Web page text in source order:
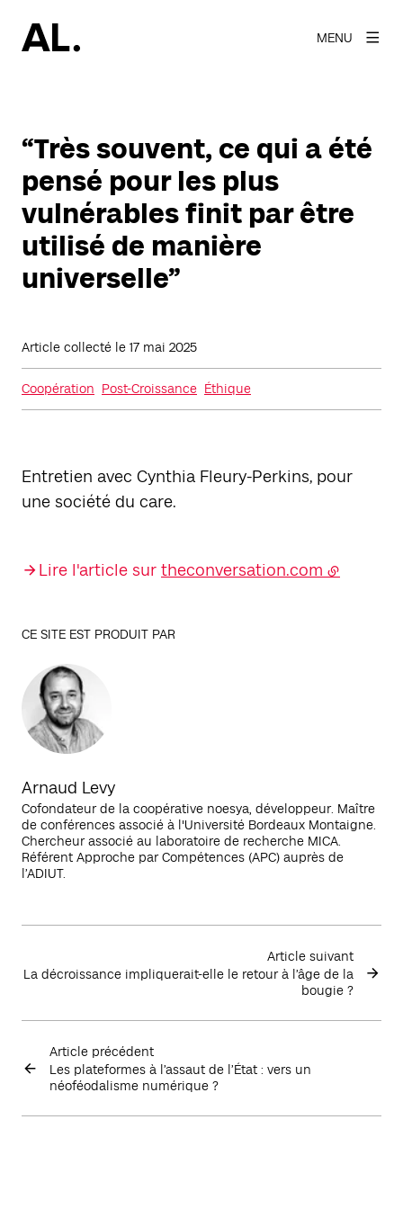
MENU
“Très souvent, ce qui a été
pensé pour les plus
vulnérables finit par être
utilisé de manière
universelle”
Article collecté le 17 mai 2025
Coopération Post-Croissance Éthique
Entretien avec Cynthia Fleury-Perkins, pour
une société du care.
Lire l'article sur theconversation.com
CE SITE EST PRODUIT PAR
Arnaud Levy
Cofondateur de la coopérative noesya, développeur. Maître
de conférences associé à l'Université Bordeaux Montaigne.
Chercheur associé au laboratoire de recherche MICA.
Référent Approche par Compétences (APC) auprès de
l’ADIUT.
Article précédent
Les plateformes à l’assaut de l’État : vers un
néoféodalisme numérique ?
Article suivant
La décroissance impliquerait-elle le retour à l’âge de la
bougie ?